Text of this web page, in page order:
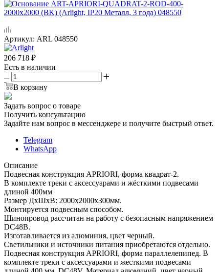
Артикул: ARL 048550
206 718 ₽
Есть в наличии
В корзину
Задать вопрос о товаре
Получить консультацию
Задайте нам вопрос в мессенджере и получите быстрый ответ.
Telegram
WhatsApp
Описание
Подвесная конструкция APRIORI, форма квадрат-2.
В комплекте треки с аксессуарами и жёсткими подвесами
длиной 400мм
Размер ДxШxВ: 2000x2000x300мм.
Монтируется подвесным способом.
Шинопровод рассчитан на работу с безопасным напряжением
DC48В.
Изготавливается из алюминия, цвет черный.
Светильники и источники питания приобретаются отдельно.
Подвесная конструкция APRIORI, форма параллелепипед. В
комплекте треки с аксессуарами и жесткими подвесами